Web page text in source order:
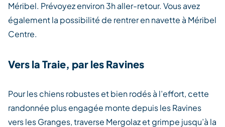
Méribel. Prévoyez environ 3h aller-retour. Vous avez
également la possibilité de rentrer en navette à Méribel
Centre.
Vers la Traie, par les Ravines
Pour les chiens robustes et bien rodés à l’effort, cette
randonnée plus engagée monte depuis les Ravines
vers les Granges, traverse Mergolaz et grimpe jusqu’à la